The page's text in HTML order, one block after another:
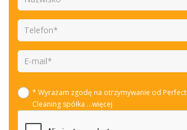
* Wyrażam zgodę na otrzymywanie od Perfect
Cleaning spółka ...więcej